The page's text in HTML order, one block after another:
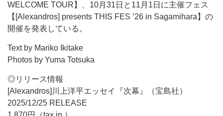
WELCOME TOUR】、10月31日と11月1日に主催フェス
【[Alexandros] presents THIS FES ’26 in Sagamihara】の
開催を発表している。
Text by Mariko Ikitake
Photos by Yuma Totsuka
◎リリース情報
[Alexandros]川上洋平エッセイ『次幕』（宝島社）
2025/12/25 RELEASE